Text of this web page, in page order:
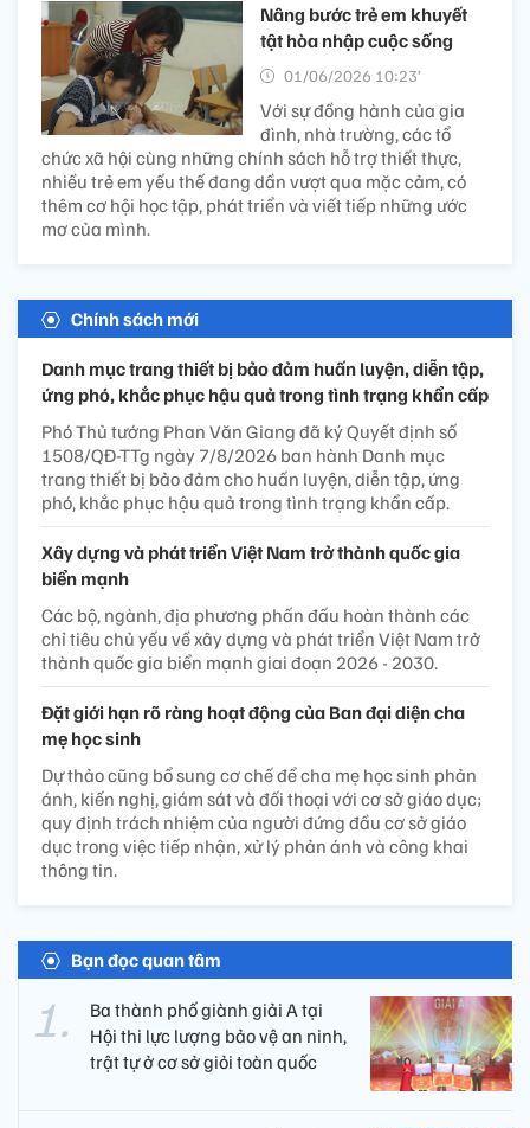
Nâng bước trẻ em khuyết
tật hòa nhập cuộc sống​
01/06/2026 10:23’
Với sự đồng hành của gia
đình, nhà trường, các tổ
chức xã hội cùng những chính sách hỗ trợ thiết thực,
nhiều trẻ em yếu thế đang dần vượt qua mặc cảm, có
thêm cơ hội học tập, phát triển và viết tiếp những ước
mơ của mình.
Chính sách mới
Danh mục trang thiết bị bảo đảm huấn luyện, diễn tập,
ứng phó, khắc phục hậu quả trong tình trạng khẩn cấp
Phó Thủ tướng Phan Văn Giang đã ký Quyết định số
1508/QĐ-TTg ngày 7/8/2026 ban hành Danh mục
trang thiết bị bảo đảm cho huấn luyện, diễn tập, ứng
phó, khắc phục hậu quả trong tình trạng khẩn cấp.
Xây dựng và phát triển Việt Nam trở thành quốc gia
biển mạnh
Các bộ, ngành, địa phương phấn đấu hoàn thành các
chỉ tiêu chủ yếu về xây dựng và phát triển Việt Nam trở
thành quốc gia biển mạnh giai đoạn 2026 - 2030.
Đặt giới hạn rõ ràng hoạt động của Ban đại diện cha
mẹ học sinh
Dự thảo cũng bổ sung cơ chế để cha mẹ học sinh phản
ánh, kiến nghị, giám sát và đối thoại với cơ sở giáo dục;
quy định trách nhiệm của người đứng đầu cơ sở giáo
dục trong việc tiếp nhận, xử lý phản ánh và công khai
thông tin.
Bạn đọc quan tâm
Ba thành phố giành giải A tại
Hội thi lực lượng bảo vệ an ninh,
trật tự ở cơ sở giỏi toàn quốc